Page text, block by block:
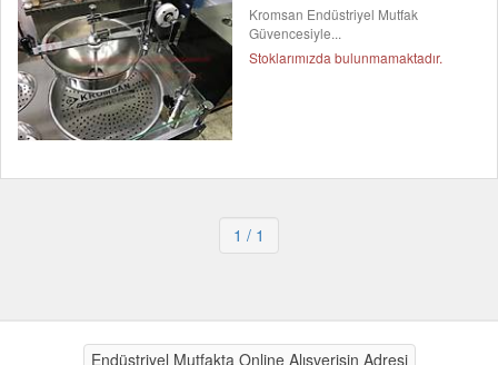
Kromsan Endüstriyel Mutfak
Güvencesiyle...
Stoklarımızda bulunmamaktadır.
1 / 1
Endüstriyel Mutfakta Online Alışverişin Adresi